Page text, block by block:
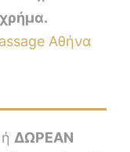
Αθήνα
ή ΔΩΡΕΑΝ